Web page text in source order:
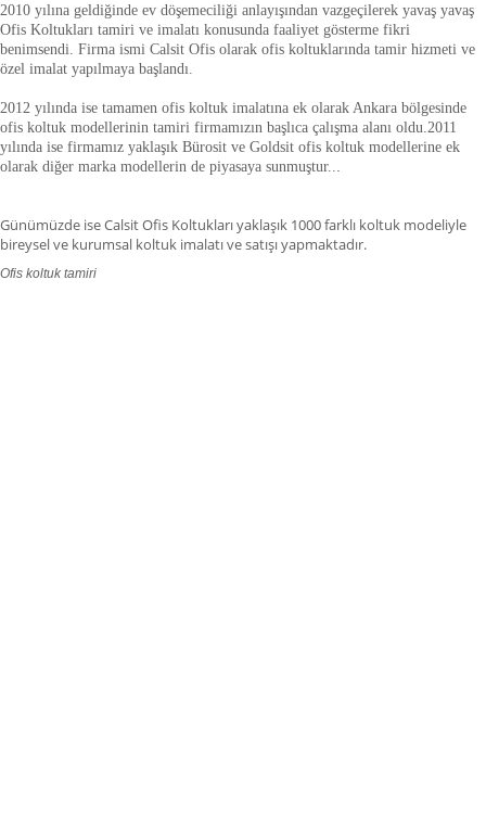
2010 yılına geldiğinde ev döşemeciliği anlayışından vazgeçilerek yavaş yavaş
Ofis Koltukları tamiri ve imalatı konusunda faaliyet gösterme fikri
benimsendi. Firma ismi Calsit Ofis olarak ofis koltuklarında tamir hizmeti ve
özel imalat yapılmaya başlandı.
2012 yılında ise tamamen ofis koltuk imalatına ek olarak Ankara bölgesinde
ofis koltuk modellerinin tamiri firmamızın başlıca çalışma alanı oldu. 2011
yılında ise firmamız yaklaşık Bürosit ve Goldsit ofis koltuk modellerine ek
olarak diğer marka modellerin de piyasaya sunmuştur.
Günümüzde ise Calsit Ofis Koltukları yaklaşık 1000 farklı koltuk modeliyle
bireysel ve kurumsal koltuk imalatı ve satışı yapmaktadır.
Ofis koltuk tamiri